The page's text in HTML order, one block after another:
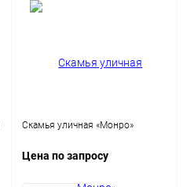
Скамья уличная «Монро»
Цена по запросу